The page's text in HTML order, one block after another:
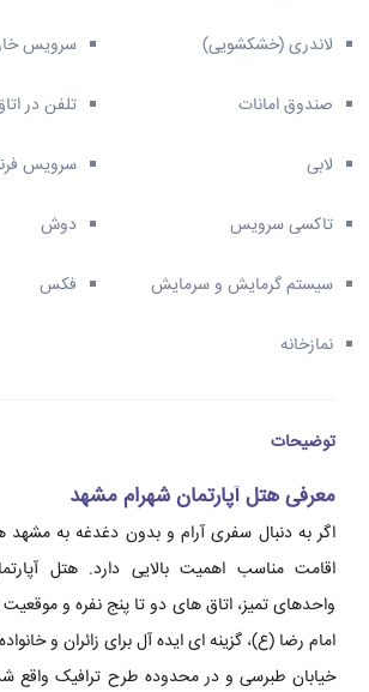
لاندری (خشکشویی) سرویس
صندوق امانات تلفن در
لابی سرویس
تاکسی سرویس دوش
سیستم گرمایش و سرمایش فکس
نمازخانه
توضیحات
معرفی هتل آپارتمان شهرام مشهد
اگر به دنبال سفری آرام و بدون دغدغه به
اقامت مناسب اهمیت بالایی دارد. هتل
واحدهای تمیز، اتاق های دو تا پنج نفره و
امام رضا (ع)، گزینه ای ایده آل برای زائران و
خیابان طبرسی و در محدوده طرح ترافیک واقع